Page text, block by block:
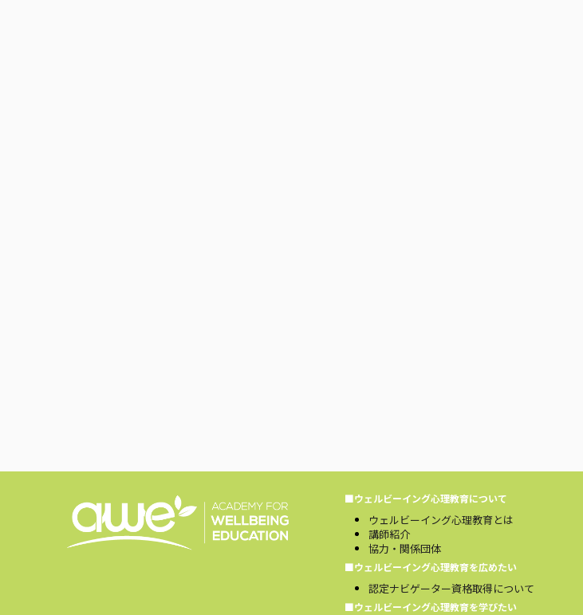
■ウェルビーイング心理教育について
ウェルビーイング心理教育とは
講師紹介
協力・関係団体
■ウェルビーイング心理教育を広めたい
認定ナビゲーター資格取得について
■ウェルビーイング心理教育を学びたい